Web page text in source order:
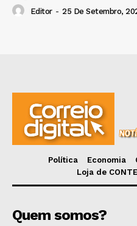
Editor - 25 De Setembro,
Política Economia
Loja de
Quem somos?